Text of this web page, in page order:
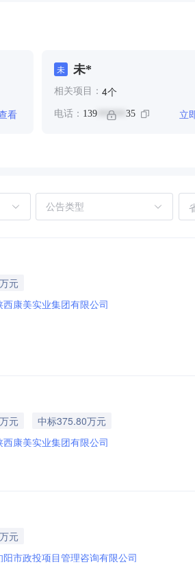
看
未 未*
相关项目： 4个
电话： 139 ****** 35 立
元
西康美实业集团有限公司
元
中标375.80万元
西康美实业集团有限公司
元
阳市政投项目管理咨询有限公司